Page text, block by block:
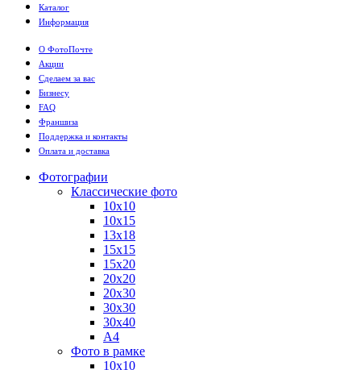
Каталог
Информация
О ФотоПочте
Акции
Сделаем за вас
Бизнесу
FAQ
Франшиза
Поддержка и контакты
Оплата и доставка
Фотографии
Классические фото
10х10
10х15
13х18
15х15
15х20
20х20
20х30
30х30
30х40
А4
Фото в рамке
10х10